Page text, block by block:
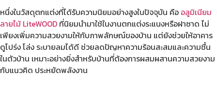
หนึ่งในวัสดุตกแต่งที่ได้รับความนิยมอย่างสูงในปัจจุบัน คือ อลูมิเนียม
ลายไม้ LiteWOOD ที่นิยมนำมาใช้ในงานตกแต่งระแนงหรือฝาซาด ไม่
เพียงเพิ่มความสวยงามให้กับภาพลักษณ์ของบ้าน แต่ยังช่วยให้อาคาร
ดูโปร่ง โล่ง ระบายลมได้ดี ช่วยลดปัญหาความร้อนสะสมและความชื้น
ในตัวบ้าน เหมาะอย่างยิ่งสำหรับบ้านที่ต้องการผสมผสานความสวยงาม
กับแนวคิด ประหยัดพลังงาน